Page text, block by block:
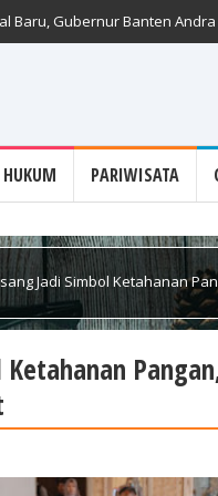
Baru, Gubernur Banten
HUKUM PARIWISATA
Jadi Simbol Ketahanan